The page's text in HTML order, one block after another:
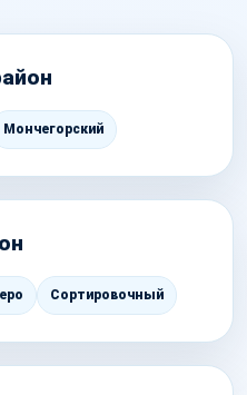
Мончегорский
Сортировочный